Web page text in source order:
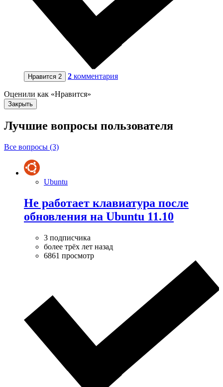
Нравится 2 2 комментария
Оценили как «Нравится»
Закрыть
Лучшие вопросы пользователя
Все вопросы (3)
Ubuntu
Не работает клавиатура после
обновления на Ubuntu 11.10
3 подписчика
более трёх лет назад
6861 просмотр